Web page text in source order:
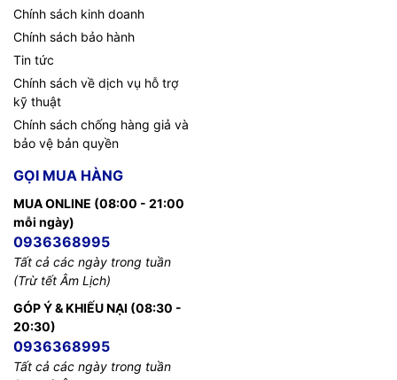
Chính sách kinh doanh
Chính sách bảo hành
Tin tức
Chính sách về dịch vụ hỗ trợ
kỹ thuật
Chính sách chống hàng giả và
bảo vệ bản quyền
GỌI MUA HÀNG
MUA ONLINE (08:00 - 21:00
mỗi ngày)
0936368995
Tất cả các ngày trong tuần
(Trừ tết Âm Lịch)
GÓP Ý & KHIẾU NẠI (08:30 -
20:30)
0936368995
Tất cả các ngày trong tuần